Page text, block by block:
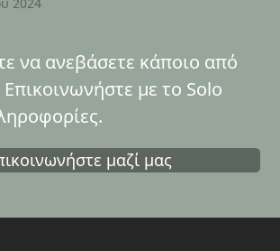
να ανεβάσετε κάποιο από
με το Solo
μαζί μας